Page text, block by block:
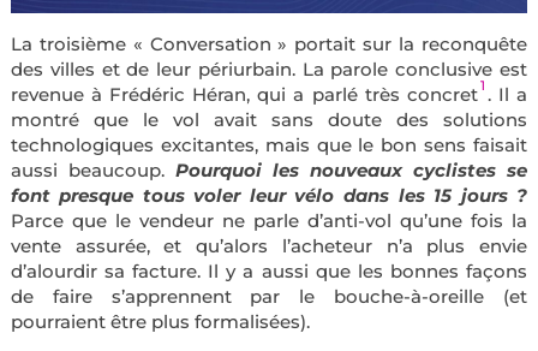
La troisième « Conversation » portait sur la reconquête
des villes et de leur périurbain. La parole conclusive est
revenue à Frédéric Héran, qui a parlé très concret1 . Il a
montré que le vol avait sans doute des solutions
technologiques excitantes, mais que le bon sens faisait
aussi beaucoup. Pourquoi les nouveaux cyclistes se
font presque tous voler leur vélo dans les 15 jours ?
Parce que le vendeur ne parle d’anti-vol qu’une fois la
vente assurée, et qu’alors l’acheteur n’a plus envie
d’alourdir sa facture. Il y a aussi que les bonnes façons
de faire s’apprennent par le bouche-à-oreille (et
pourraient être plus formalisées).